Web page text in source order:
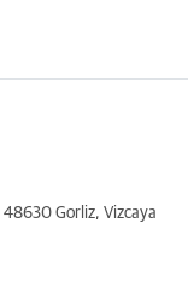
48630 Gorliz, Vizcaya